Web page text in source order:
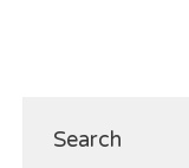
Search